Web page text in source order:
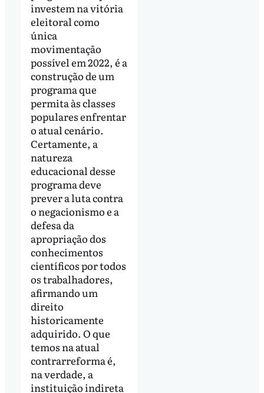
investem na vitória
eleitoral como
única
movimentação
possível em 2022, é a
construção de um
programa que
permita às classes
populares enfrentar
o atual cenário.
Certamente, a
natureza
educacional desse
programa deve
prever a luta contra
o negacionismo e a
defesa da
apropriação dos
conhecimentos
científicos por todos
os trabalhadores,
afirmando um
direito
historicamente
adquirido. O que
temos na atual
contrarreforma é,
na verdade, a
instituição indireta